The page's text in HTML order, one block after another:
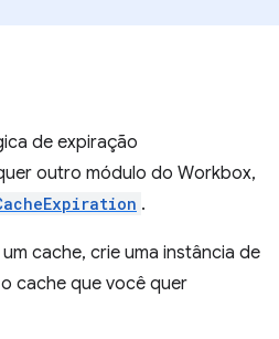
de expiração
outro módulo do Workbox,
.
cache, crie uma instância de
cache que você quer